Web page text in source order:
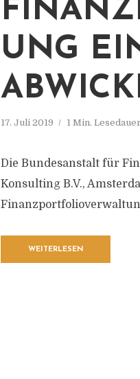
UNG
17. Juli 2019 1 Min. Lesedauer
Die Bundesanstalt für
Konsulting B.V.,
WEITERLESEN